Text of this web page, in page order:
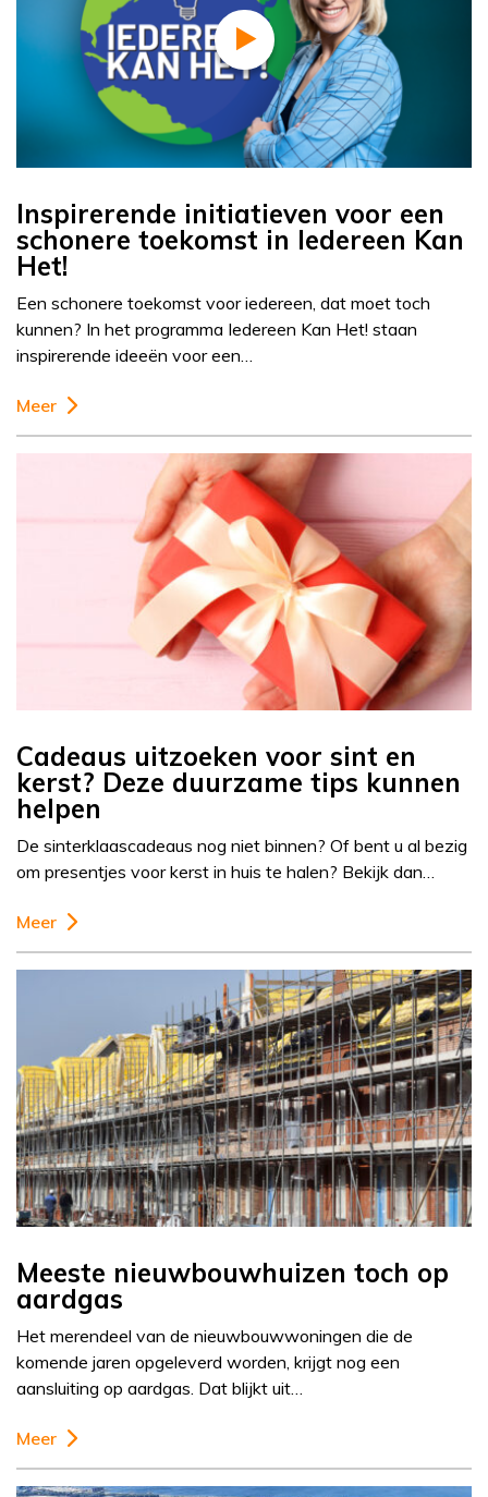
Inspirerende initiatieven voor een
schonere toekomst in Iedereen Kan
Het!
Een schonere toekomst voor iedereen, dat moet toch
kunnen? In het programma Iedereen Kan Het! staan
inspirerende ideeën voor een…
Meer
Cadeaus uitzoeken voor sint en
kerst? Deze duurzame tips kunnen
helpen
De sinterklaascadeaus nog niet binnen? Of bent u al bezig
om presentjes voor kerst in huis te halen? Bekijk dan…
Meer
Meeste nieuwbouwhuizen toch op
aardgas
Het merendeel van de nieuwbouwwoningen die de
komende jaren opgeleverd worden, krijgt nog een
aansluiting op aardgas. Dat blijkt uit…
Meer